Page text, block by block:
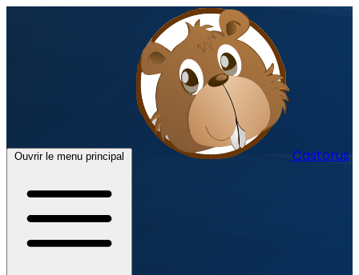
Ouvrir le menu principal Castorus